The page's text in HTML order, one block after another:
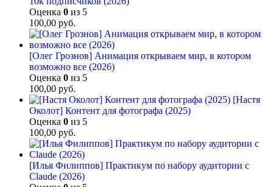
Оценка 0 из 5
100,00 руб.
[Олег Грознов] Анимация открываем мир, в котором
возможно все (2026)
Оценка 0 из 5
100,00 руб.
[Настя
Околот] Контент для фотографа (2025)
Оценка 0 из 5
100,00 руб.
[Илья Филиппов] Практикум по набору аудитории с
Claude (2026)